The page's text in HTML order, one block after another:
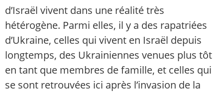
d’Israël vivent dans une réalité très
hétérogène. Parmi elles, il y a des rapatriées
d’Ukraine, celles qui vivent en Israël depuis
longtemps, des Ukrainiennes venues plus tôt
en tant que membres de famille, et celles qui
se sont retrouvées ici après l’invasion de la